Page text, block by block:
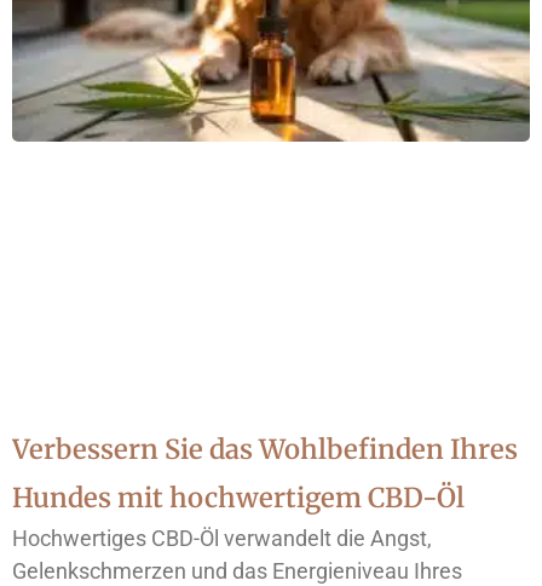
Verbessern Sie das Wohlbefinden Ihres
Hundes mit hochwertigem CBD-Öl
Hochwertiges CBD-Öl verwandelt die Angst,
Gelenkschmerzen und das Energieniveau Ihres